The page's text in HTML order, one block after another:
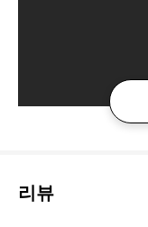
리뷰